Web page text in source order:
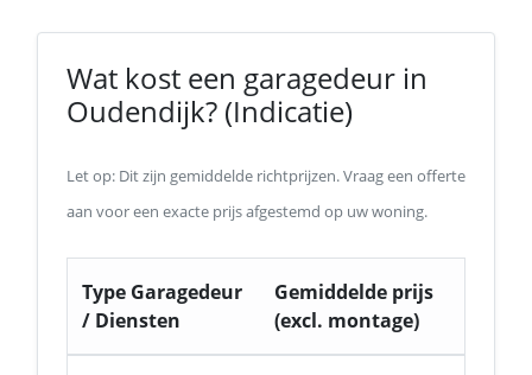
Wat kost een garagedeur in
Oudendijk? (Indicatie)
Let op: Dit zijn gemiddelde richtprijzen. Vraag een offerte
aan voor een exacte prijs afgestemd op uw woning.
Type Garagedeur
/ Diensten
Gemiddelde prijs
(excl. montage)